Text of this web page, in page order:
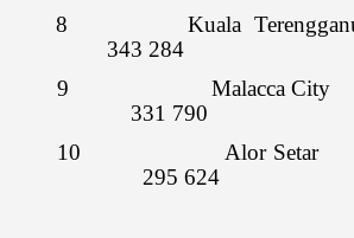
8 Kuala Terengganu
343 284
9 Malacca City
331 790
10 Alor Setar
295 624